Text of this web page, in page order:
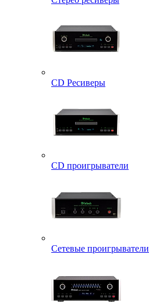
CD Ресиверы
CD проигрыватели
Сетевые проигрыватели